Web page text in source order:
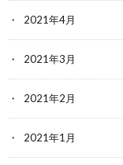
2021年4月
2021年3月
2021年2月
2021年1月